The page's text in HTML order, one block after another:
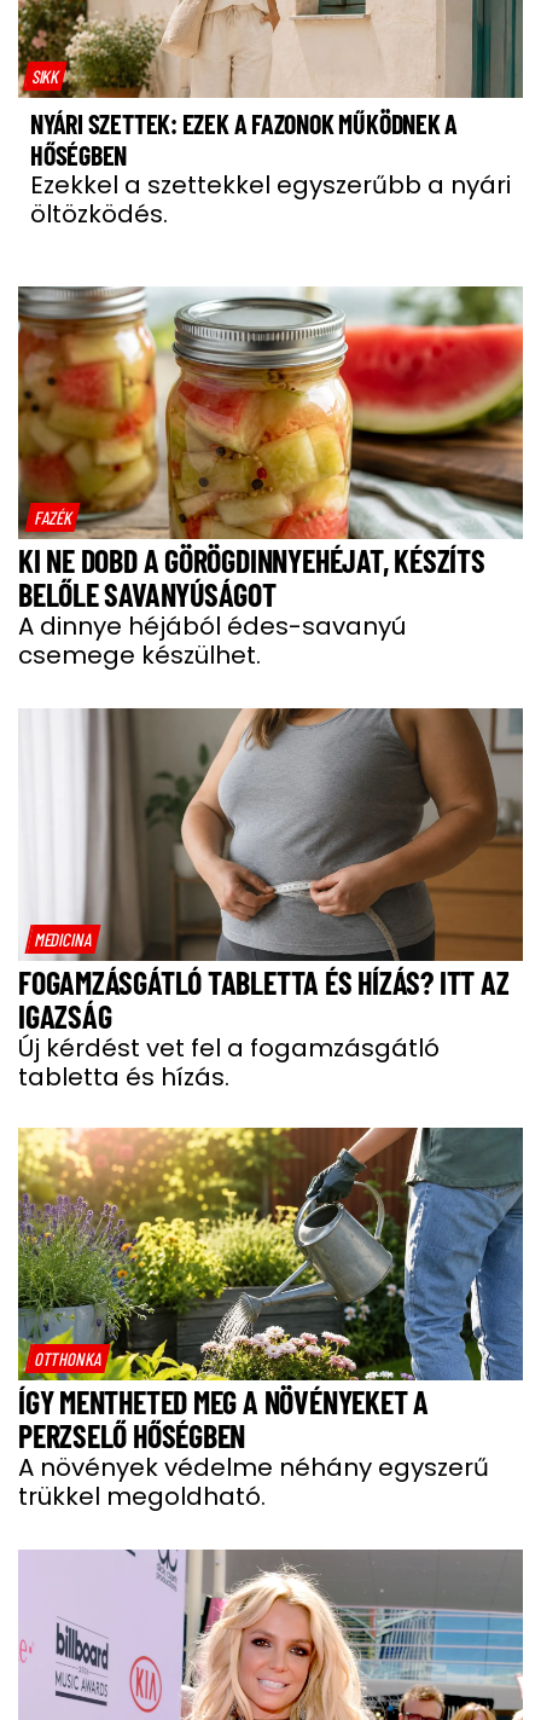
SIKK
NYÁRI SZETTEK: EZEK A FAZONOK MŰKÖDNEK A
HŐSÉGBEN
Ezekkel a szettekkel egyszerűbb a nyári
öltözködés.
FAZÉK
KI NE DOBD A GÖRÖGDINNYEHÉJAT, KÉSZÍTS
BELŐLE SAVANYÚSÁGOT
A dinnye héjából édes-savanyú
csemege készülhet.
MEDICINA
FOGAMZÁSGÁTLÓ TABLETTA ÉS HÍZÁS? ITT AZ
IGAZSÁG
Új kérdést vet fel a fogamzásgátló
tabletta és hízás.
OTTHONKA
ÍGY MENTHETED MEG A NÖVÉNYEKET A
PERZSELŐ HŐSÉGBEN
A növények védelme néhány egyszerű
trükkel megoldható.